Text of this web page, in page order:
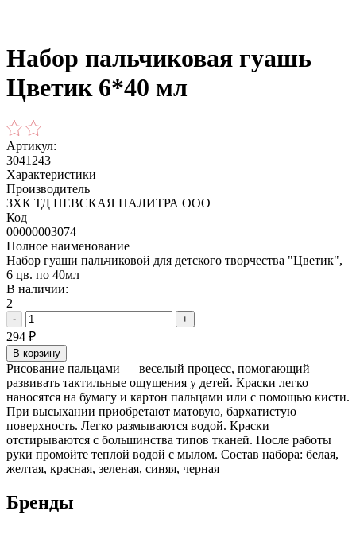
Набор пальчиковая гуашь
Цветик 6*40 мл
Артикул:
3041243
Характеристики
Производитель
ЗХК ТД НЕВСКАЯ ПАЛИТРА ООО
Код
00000003074
Полное наименование
Набор гуаши пальчиковой для детского творчества "Цветик",
6 цв. по 40мл
В наличии:
2
- +
294 ₽
В корзину
Рисование пальцами — веселый процесс, помогающий
развивать тактильные ощущения у детей. Краски легко
наносятся на бумагу и картон пальцами или с помощью кисти.
При высыхании приобретают матовую, бархатистую
поверхность. Легко размываются водой. Краски
отстирываются с большинства типов тканей. После работы
руки промойте теплой водой с мылом. Состав набора: белая,
желтая, красная, зеленая, синяя, черная
Бренды